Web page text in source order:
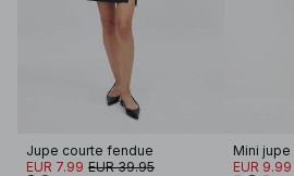
Jupe courte fendue
EUR 7.99 EUR 39.95
EUR 9.99